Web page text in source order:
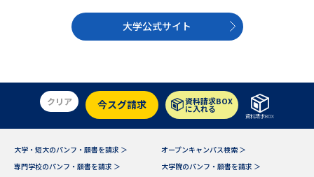
学問のミニ講義「夢ナビ講義」 学問分野解説
学問の教科書 夢ナビライブ
ユーザーサポート
Ｑ＆Ａ よくあるご質問 大学進学IDについて
大学公式サイト
クリア 今スグ請求 資料請求BOX
に入れる
資料請求BOX
大学・短大のパンフ・願書を請求 ＞
オープンキャンパス検索 ＞
専門学校のパンフ・願書を請求 ＞
大学院のパンフ・願書を請求 ＞